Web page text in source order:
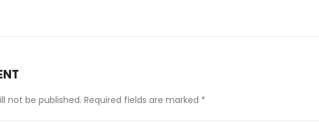
not be published. Required fields are marked *